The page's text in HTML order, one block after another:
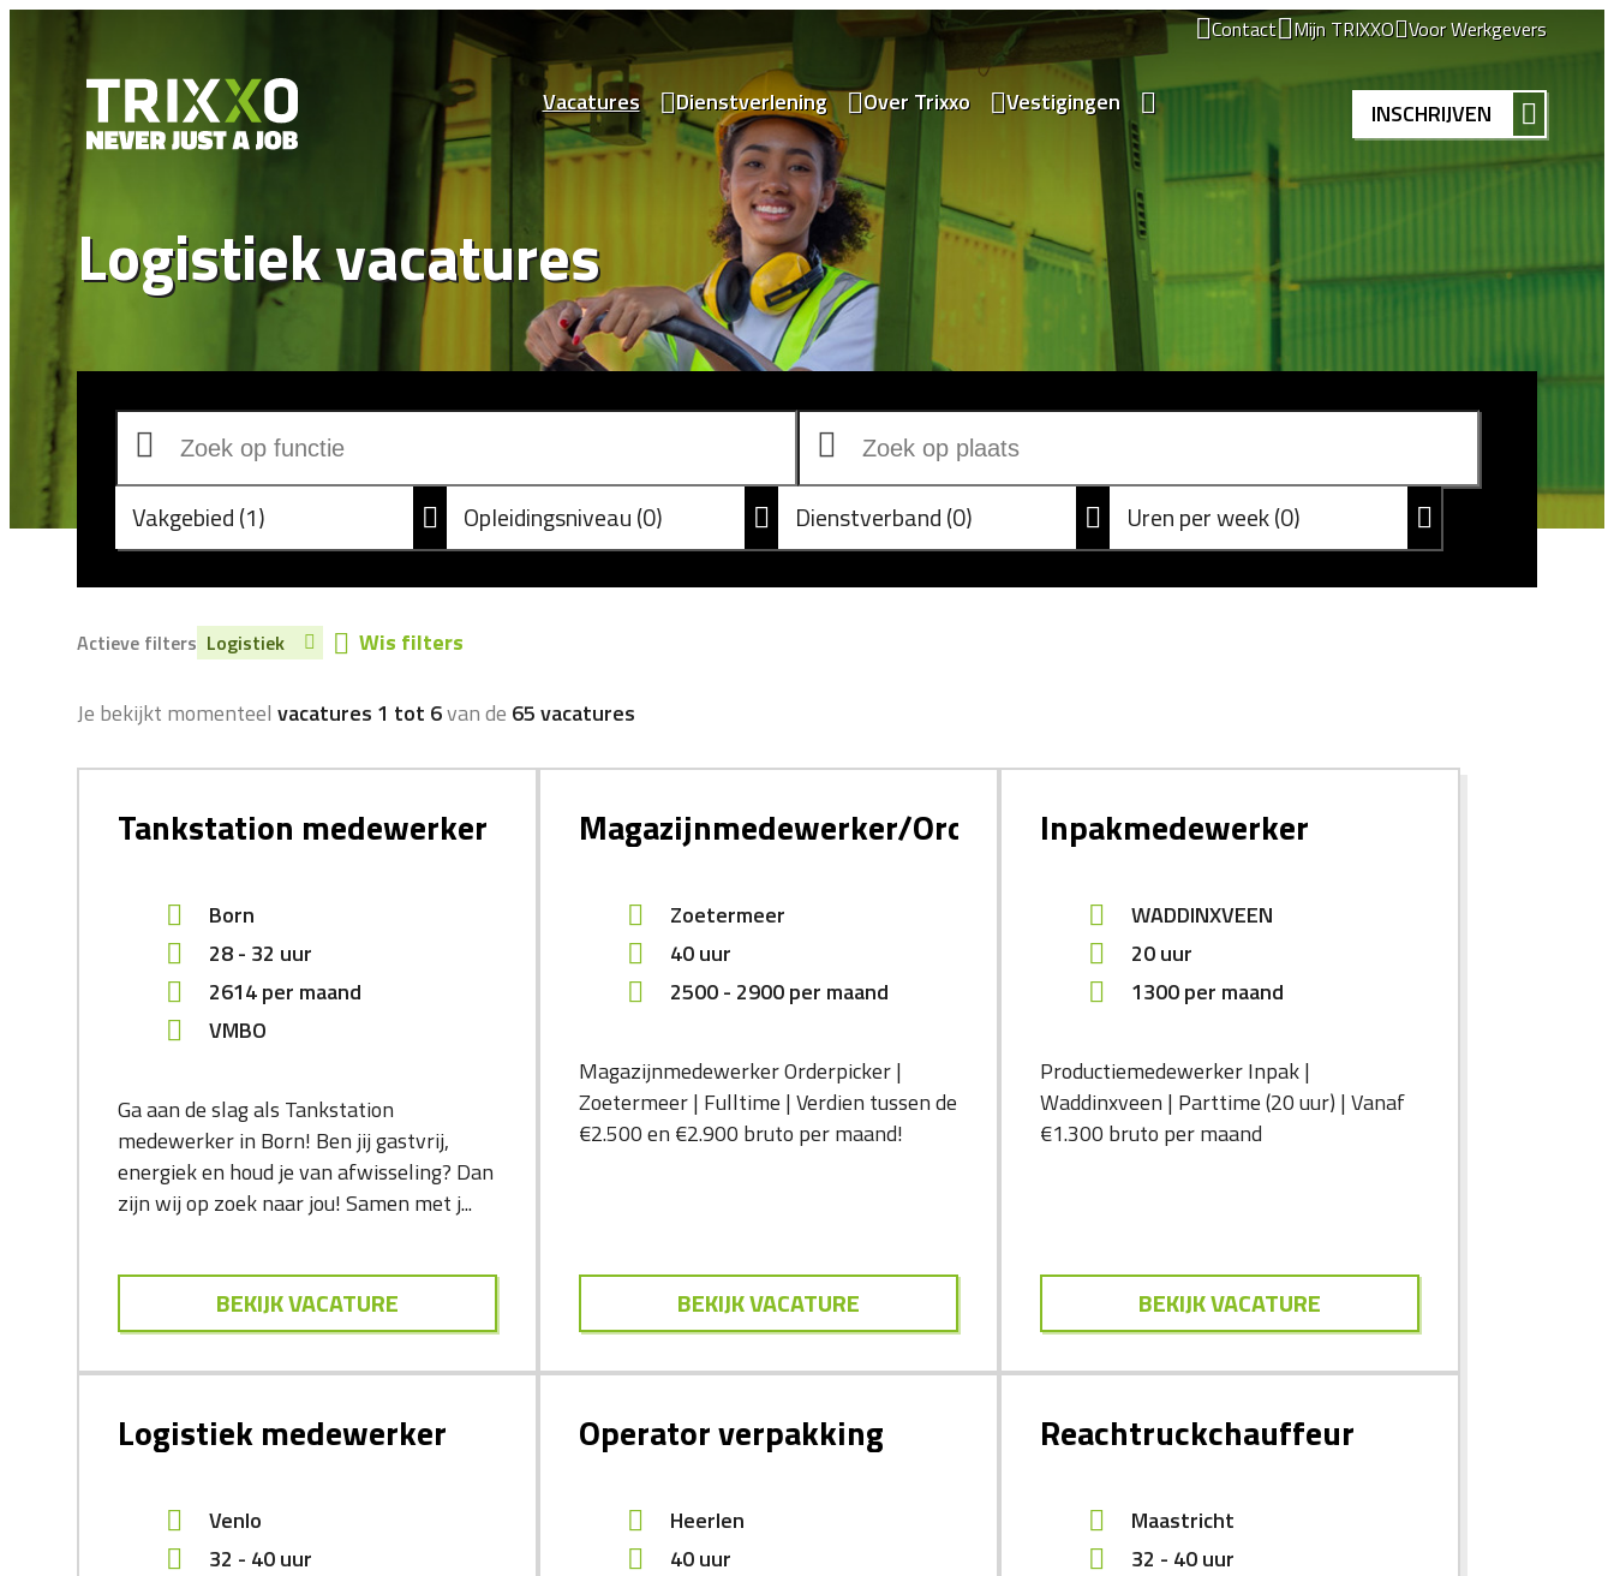
Contact Mijn TRIXXO Voor Werkgevers
Vacatures Dienstverlening Over Trixxo Vestigingen INSCHRIJVEN
Logistiek vacatures
Vakgebied 1 Opleidingsniveau 0 Dienstverband 0 Uren per week 0
Actieve filters Logistiek Wis filters
Je bekijkt momenteel vacatures 1 tot 6van de 65 vacatures
Tankstation medewerker
Born
28 - 32 uur
2614per maand
VMBO
Ga aan de slag als Tankstation
medewerker in Born! Ben jij gastvrij,
energiek en houd je van afwisseling? Dan
zijn wij op zoek naar jou! Samen met j...
BEKIJK VACATURE
Magazijnmedewerker/Orderpicker
Zoetermeer
40 uur
2500- 2900per maand
Magazijnmedewerker Orderpicker |
Zoetermeer | Fulltime | Verdien tussen de
€2.500 en €2.900 bruto per maand!
BEKIJK VACATURE
Inpakmedewerker
WADDINXVEEN
20 uur
1300per maand
Productiemedewerker Inpak |
Waddinxveen | Parttime (20 uur) | Vanaf
€1.300 bruto per maand
BEKIJK VACATURE
Logistiek medewerker
Venlo
32 - 40 uur
Operator verpakking
Heerlen
40 uur
Reachtruckchauffeur
Maastricht
32 - 40 uur